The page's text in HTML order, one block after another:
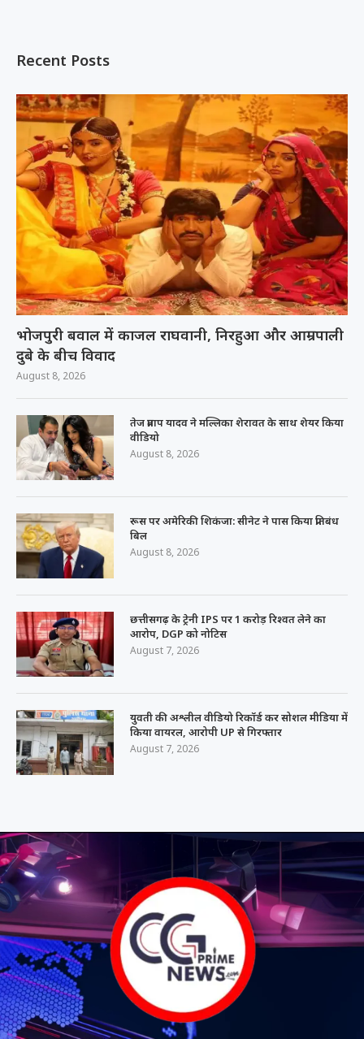
Recent Posts
भोजपुरी बवाल में काजल राघवानी, निरहुआ और आम्रपाली
दुबे के बीच विवाद
August 8, 2026
तेज प्रताप यादव ने मल्लिका शेरावत के साथ शेयर किया
वीडियो
August 8, 2026
रूस पर अमेरिकी शिकंजा: सीनेट ने पास किया प्रतिबंध
बिल
August 8, 2026
छत्तीसगढ़ के ट्रेनी IPS पर 1 करोड़ रिश्वत लेने का
आरोप, DGP को नोटिस
August 7, 2026
युवती की अश्लील वीडियो रिकॉर्ड कर सोशल मीडिया में
किया वायरल, आरोपी UP से गिरफ्तार
August 7, 2026